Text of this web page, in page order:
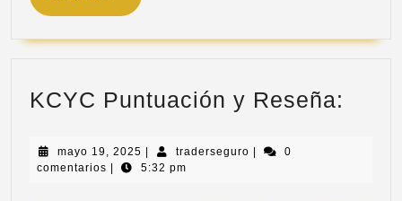
KCYC Puntuación y Reseña:
mayo 19, 2025 traderseguro
0
comentarios
5:32 pm